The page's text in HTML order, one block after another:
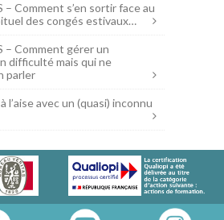
– Comment s’en sortir face au
des congés estivaux…
– Comment gérer un
difficulté mais qui ne
parler
l’aise avec un (quasi) inconnu